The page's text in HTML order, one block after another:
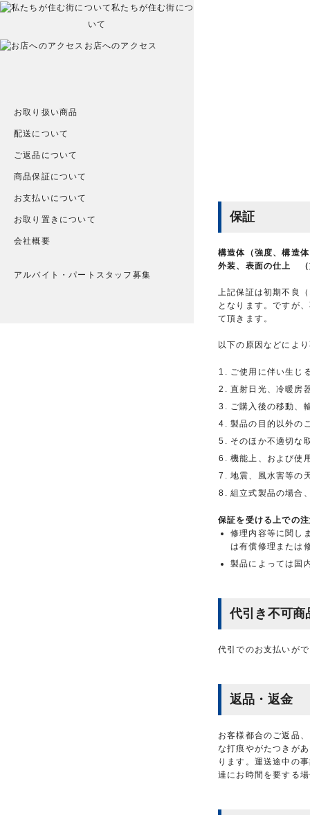
保証
構造体（強度、構造
外装、表面の仕上 （
上記保証は初期不良
となります。ですが
て頂きます。
以下の原因などによ
ご使用に伴い生じ
直射日光、冷暖房
ご購入後の移動、
製品の目的以外の
そのほか不適切な
機能上、および使
地震、風水害等の
組立式製品の場合
保証を受ける上での
修理内容等に関し
は有償修理または
製品によっては国
代引き不可商
代引でのお支払いが
返品・返金
お客様都合のご返品
な打痕やがたつきが
ります。運送途中の
達にお時間を要する
私たちが住む街につ
いて
お店へのアクセス
お取り扱い商品
配送について
ご返品について
商品保証について
お支払いについて
お取り置きについて
会社概要
アルバイト・パートスタッフ募集